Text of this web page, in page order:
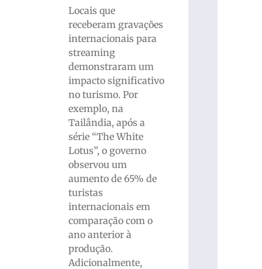
Locais que
receberam gravações
internacionais para
streaming
demonstraram um
impacto significativo
no turismo. Por
exemplo, na
Tailândia, após a
série “The White
Lotus”, o governo
observou um
aumento de 65% de
turistas
internacionais em
comparação com o
ano anterior à
produção.
Adicionalmente,